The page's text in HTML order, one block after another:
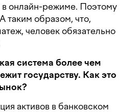
в онлайн-режиме. Поэтому
таким образом, что,
человек обязательно
система более чем
государству. Как это
активов в банковском